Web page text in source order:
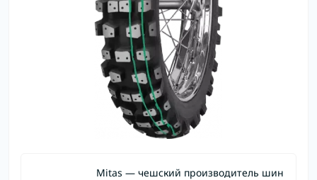
Mitas — чешский производитель шин